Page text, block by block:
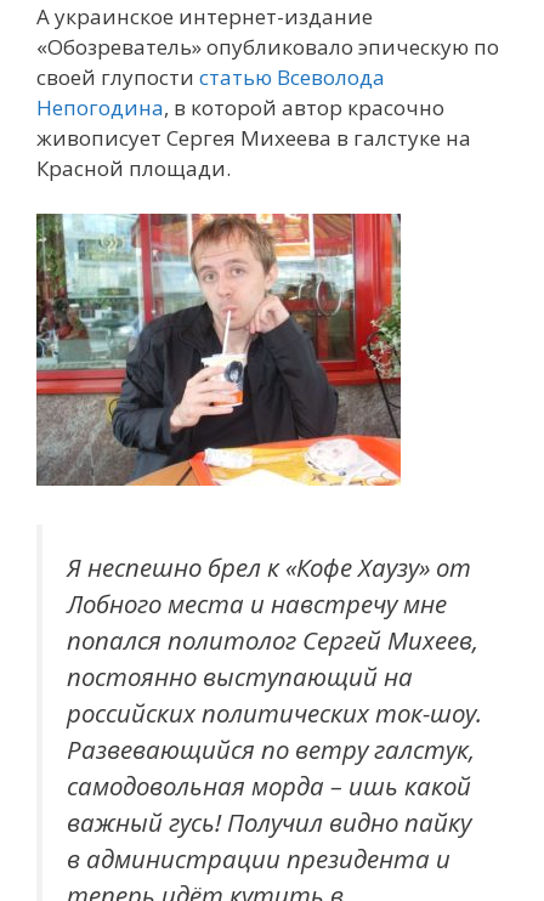
А украинское интернет-издание
«Обозреватель» опубликовало эпическую по
своей глупости статью Всеволода
Непогодина, в которой автор красочно
живописует Сергея Михеева в галстуке на
Красной площади.
Я неспешно брел к «Кофе Хаузу» от
Лобного места и навстречу мне
попался политолог Сергей Михеев,
постоянно выступающий на
российских политических ток-шоу.
Развевающийся по ветру галстук,
самодовольная морда – ишь какой
важный гусь! Получил видно пайку
в администрации президента и